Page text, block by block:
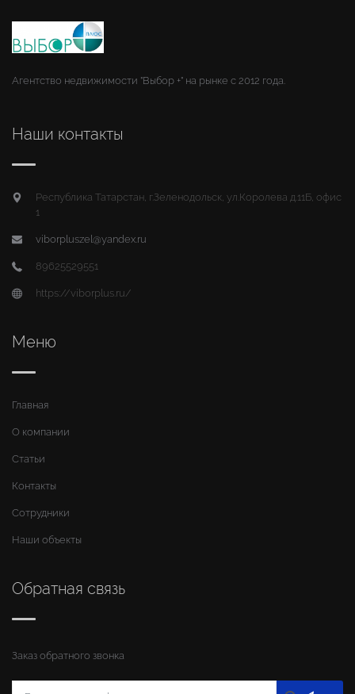
Агентство недвижимости "Выбор +" на рынке с 2012 года.
Наши контакты
Республика Татарстан, г.Зеленодольск, ул.Королева д.11Б, офис
1
viborpluszel@yandex.ru
89625529551
https://viborplus.ru/
Меню
Главная
О компании
Статьи
Контакты
Сотрудники
Наши объекты
Обратная связь
Заказ обратного звонка